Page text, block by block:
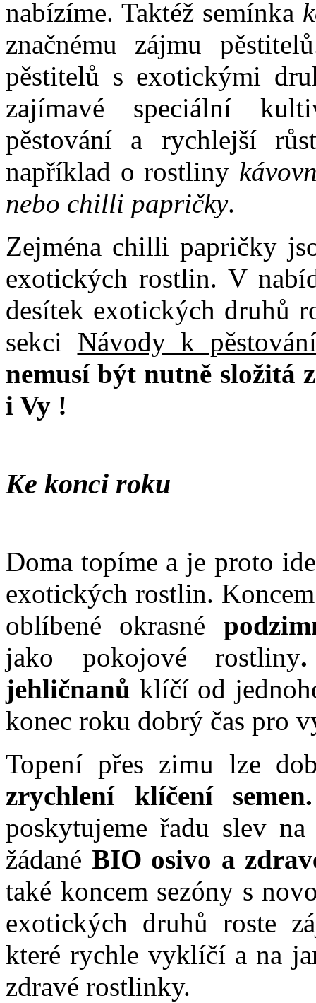
nabízíme. Taktéž semínka
značnému zájmu
pěstitelů s exotickými
zajímavé speciální
pěstování a rychlejší
například o rostliny
nebo chilli papričky.
Zejména chilli papričky
exotických rostlin. V
desítek exotických druhů
sekci Návody k
nemusí být nutně složitá
i Vy !
Ke konci roku
Doma topíme a je proto
exotických rostlin.
oblíbené okrasné
jako pokojové rostliny
jehličnanů klíčí od
konec roku dobrý čas pro
Topení přes zimu lze
zrychlení klíčení semen.
poskytujeme řadu slev
žádané BIO osivo a
také koncem sezóny s
exotických druhů roste
které rychle vyklíčí a na
zdravé rostlinky.